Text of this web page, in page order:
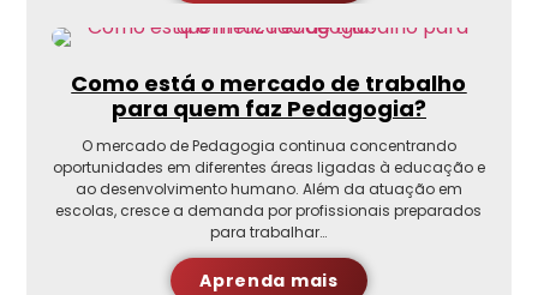
Como está o mercado de trabalho
para quem faz Pedagogia?
O mercado de Pedagogia continua concentrando
oportunidades em diferentes áreas ligadas à educação e
ao desenvolvimento humano. Além da atuação em
escolas, cresce a demanda por profissionais preparados
para trabalhar…
Aprenda mais